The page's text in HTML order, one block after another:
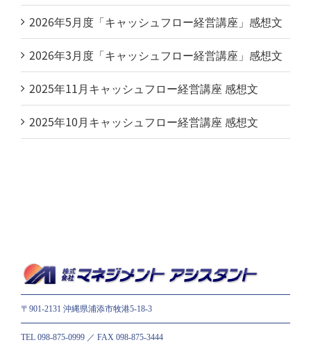
2026年5月度「キャッシュフロー経営講座」感想文
2026年3月度「キャッシュフロー経営講座」感想文
2025年11月キャッシュフロー経営講座 感想文
2025年10月キャッシュフロー経営講座 感想文
〒901-2131 沖縄県浦添市牧港5-18-3
TEL 098-875-0999 ／ FAX 098-875-3444